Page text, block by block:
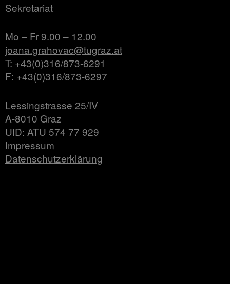
Sekretariat
Mo – Fr 9.00 – 12.00
joana.grahovac@tugraz.at
T: +43(0)316/873-6291
F: +43(0)316/873-6297
Lessingstrasse 25/IV
A-8010 Graz
UID: ATU 574 77 929
Impressum
Datenschutzerklärung